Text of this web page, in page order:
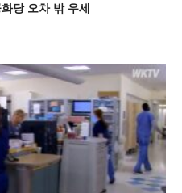
당 오차 밖 우세